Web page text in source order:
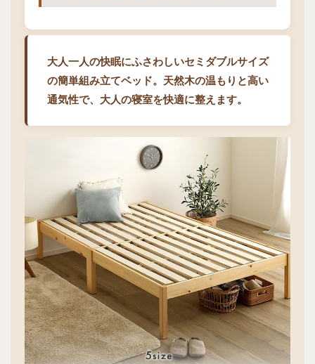
大人一人の快眠にふさわしいセミダブルサイズ
の簡単組み立てベッド。天然木の温もりと高い
通気性で、大人の寝室を快適に整えます。